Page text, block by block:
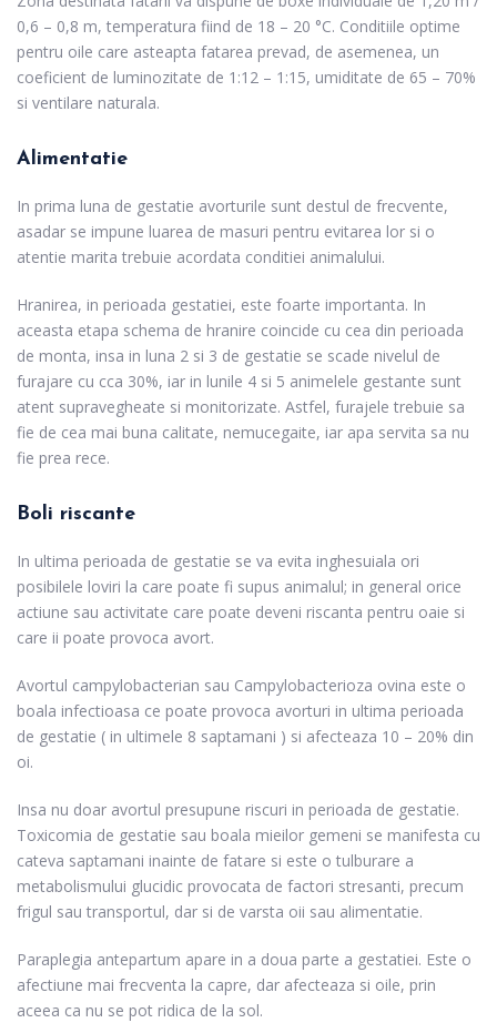
0,6 – 0,8 m, temperatura fiind de 18 – 20 °C. Conditiile optime
pentru oile care asteapta fatarea prevad, de asemenea, un
coeficient de luminozitate de 1:12 – 1:15, umiditate de 65 – 70%
si ventilare naturala.
Alimentatie
In prima luna de gestatie avorturile sunt destul de frecvente,
asadar se impune luarea de masuri pentru evitarea lor si o
atentie marita trebuie acordata conditiei animalului.
Hranirea, in perioada gestatiei, este foarte importanta. In
aceasta etapa schema de hranire coincide cu cea din perioada
de monta, insa in luna 2 si 3 de gestatie se scade nivelul de
furajare cu cca 30%, iar in lunile 4 si 5 animelele gestante sunt
atent supravegheate si monitorizate. Astfel, furajele trebuie sa
fie de cea mai buna calitate, nemucegaite, iar apa servita sa nu
fie prea rece.
Boli riscante
In ultima perioada de gestatie se va evita inghesuiala ori
posibilele loviri la care poate fi supus animalul; in general orice
actiune sau activitate care poate deveni riscanta pentru oaie si
care ii poate provoca avort.
Avortul campylobacterian sau Campylobacterioza ovina este o
boala infectioasa ce poate provoca avorturi in ultima perioada
de gestatie ( in ultimele 8 saptamani ) si afecteaza 10 – 20% din
oi.
Insa nu doar avortul presupune riscuri in perioada de gestatie.
Toxicomia de gestatie sau boala mieilor gemeni se manifesta cu
cateva saptamani inainte de fatare si este o tulburare a
metabolismului glucidic provocata de factori stresanti, precum
frigul sau transportul, dar si de varsta oii sau alimentatie.
Paraplegia antepartum apare in a doua parte a gestatiei. Este o
afectiune mai frecventa la capre, dar afecteaza si oile, prin
aceea ca nu se pot ridica de la sol.